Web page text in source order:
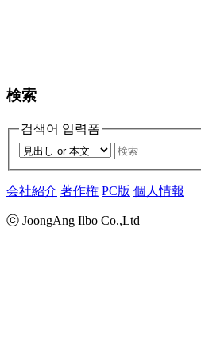
検索
검색어 입력폼
会社紹介 著作権 PC版 個人情報
ⓒ JoongAng Ilbo Co.,Ltd